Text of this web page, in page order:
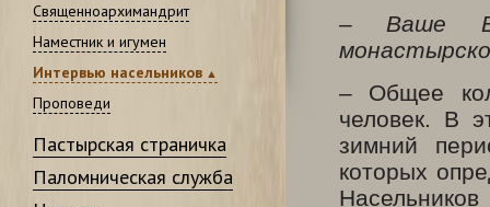
Священноархимандрит
Наместник и игумен
Интервью насельников
Проповеди
Пастырская страничка
Паломническая служба
– Ваше
– Общее
человек. В
зимний
которых